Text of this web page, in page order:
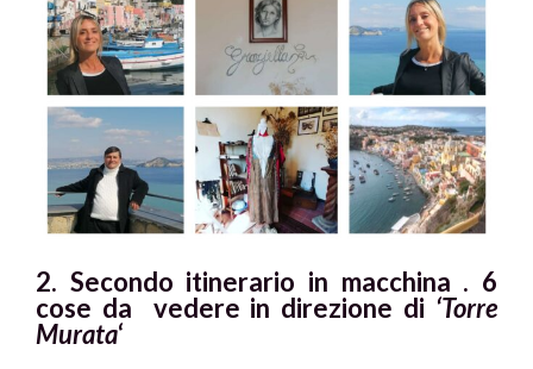
2. Secondo itinerario in macchina . 6
cose da vedere in direzione di ‘Torre
Murata‘